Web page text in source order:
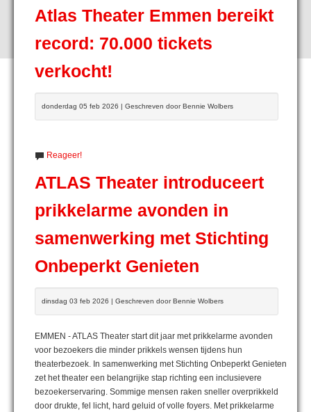
Atlas Theater Emmen bereikt
record: 70.000 tickets
verkocht!
donderdag 05 feb 2026 | Geschreven door Bennie Wolbers
Reageer!
ATLAS Theater introduceert
prikkelarme avonden in
samenwerking met Stichting
Onbeperkt Genieten
dinsdag 03 feb 2026 | Geschreven door Bennie Wolbers
EMMEN - ATLAS Theater start dit jaar met prikkelarme avonden
voor bezoekers die minder prikkels wensen tijdens hun
theaterbezoek. In samenwerking met Stichting Onbeperkt Genieten
zet het theater een belangrijke stap richting een inclusievere
bezoekerservaring. Sommige mensen raken sneller overprikkeld
door drukte, fel licht, hard geluid of volle foyers. Met prikkelarme